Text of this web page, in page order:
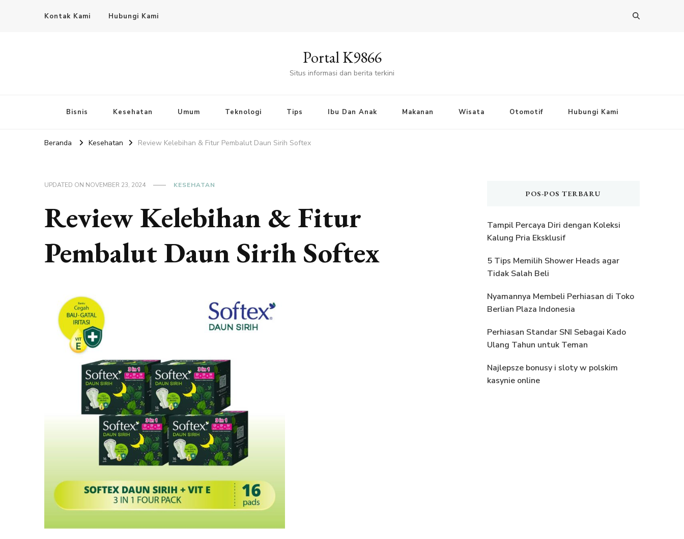
Kontak Kami Hubungi Kami
Portal K9866
Situs informasi dan berita terkini
Bisnis Kesehatan Umum Teknologi Tips Ibu Dan Anak Makanan Wisata Otomotif Hubungi Kami
Beranda Kesehatan Review Kelebihan & Fitur Pembalut Daun Sirih Softex
UPDATED ON NOVEMBER 23, 2024 KESEHATAN
Review Kelebihan & Fitur
Pembalut Daun Sirih Softex
POS-POS TERBARU
Tampil Percaya Diri dengan Koleksi
Kalung Pria Eksklusif
5 Tips Memilih Shower Heads agar
Tidak Salah Beli
Nyamannya Membeli Perhiasan di Toko
Berlian Plaza Indonesia
Perhiasan Standar SNI Sebagai Kado
Ulang Tahun untuk Teman
Najlepsze bonusy i sloty w polskim
kasynie online